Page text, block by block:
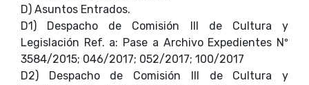
D) Asuntos Entrados.
D1) Despacho de Comisión III de Cultura y
Legislación Ref. a: Pase a Archivo Expedientes Nº
3584/2015; 046/2017; 052/2017; 100/2017
D2) Despacho de Comisión III de Cultura y